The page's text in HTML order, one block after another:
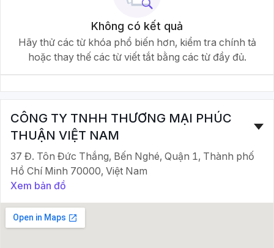
Không có kết quả
Hãy thử các từ khóa phổ biến hơn, kiểm tra chính tả
hoặc thay thế các từ viết tắt bằng các từ đầy đủ.
CÔNG TY TNHH THƯƠNG MẠI PHÚC
THUẬN VIỆT NAM
37 Đ. Tôn Đức Thắng, Bến Nghé, Quận 1, Thành phố
Hồ Chí Minh 70000, Việt Nam
Xem bản đồ